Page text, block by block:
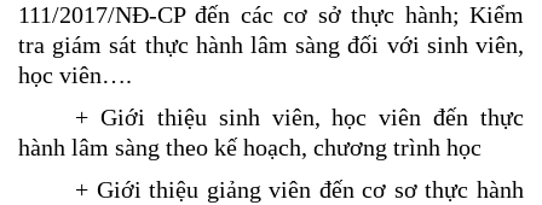
111/2017/NĐ-CP đến các cơ sở thực hành; Kiểm
tra giám sát thực hành lâm sàng đối với sinh viên,
học viên….
+ Giới thiệu sinh viên, học viên đến thực
hành lâm sàng theo kế hoạch, chương trình học
+ Giới thiệu giảng viên đến cơ sơ thực hành